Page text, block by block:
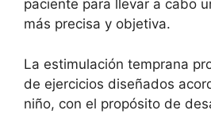
paciente para llevar a cabo
más precisa y objetiva.
La estimulación temprana
de ejercicios diseñados
niño, con el propósito de